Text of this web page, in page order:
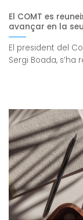
El COMT es
avançar en la seu
El president del
Sergi Boada, s’ha